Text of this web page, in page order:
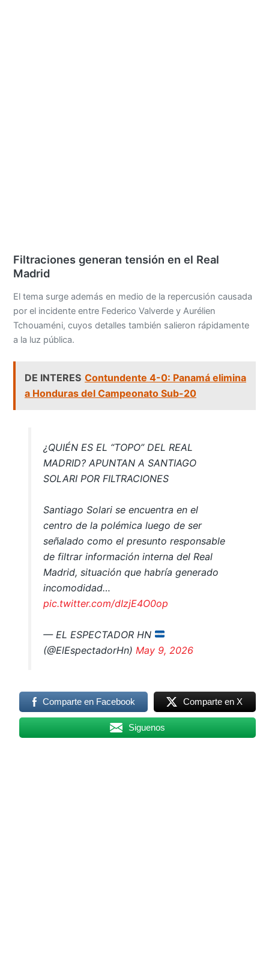
Filtraciones generan tensión en el Real
Madrid
El tema surge además en medio de la repercusión causada
por el incidente entre Federico Valverde y Aurélien
Tchouaméni, cuyos detalles también salieron rápidamente
a la luz pública.
DE INTERES Contundente 4-0: Panamá elimina
a Honduras del Campeonato Sub-20
¿QUIÉN ES EL “TOPO” DEL REAL
MADRID? APUNTAN A SANTIAGO
SOLARI POR FILTRACIONES
Santiago Solari se encuentra en el
centro de la polémica luego de ser
señalado como el presunto responsable
de filtrar información interna del Real
Madrid, situación que habría generado
incomodidad…
pic.twitter.com/dIzjE4O0op
— EL ESPECTADOR HN
(@ElEspectadorHn) May 9, 2026
Comparte en Facebook Comparte en X
Siguenos